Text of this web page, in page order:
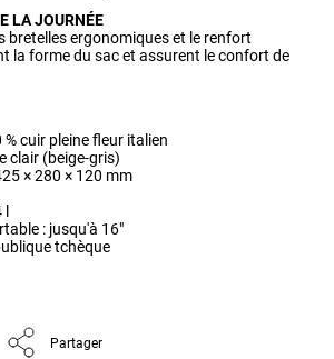
LA JOURNÉE
bretelles ergonomiques et le renfort
la forme du sac et assurent le confort de
cuir pleine fleur italien
clair (beige-gris)
× 280 × 120 mm
: jusqu'à 16"
tchèque
Partager